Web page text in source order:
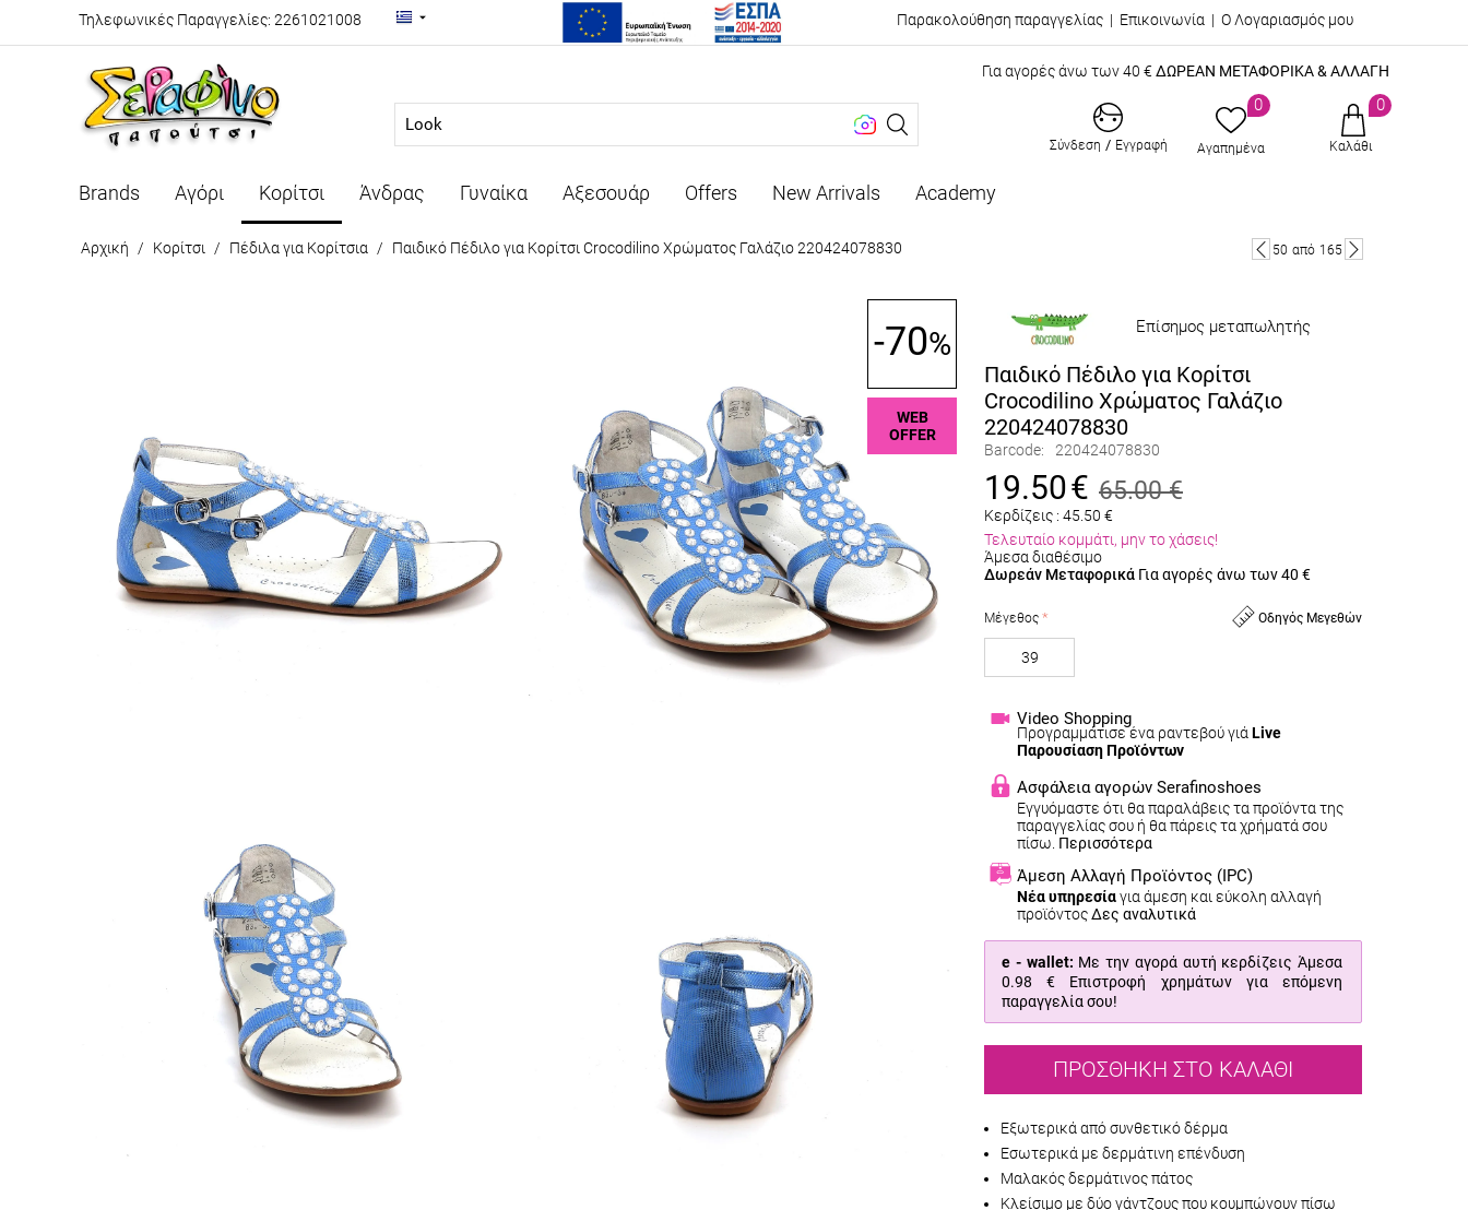
Τηλεφωνικές Παραγγελίες: 2261021008 Παρακολούθηση παραγγελίας | Επικοινωνία | Ο Λογαριασμός μου
Για αγορές άνω των 40 € ΔΩΡΕΑΝ ΜΕΤΑΦΟΡΙΚΑ & ΑΛΛΑΓΗ
Looking for...
Σύνδεση / Εγγραφή
0
Αγαπημένα
0
Καλάθι
Brands Αγόρι Κορίτσι Άνδρας Γυναίκα Αξεσουάρ Offers New Arrivals Academy
Αρχική / Κορίτσι / Πέδιλα για Κορίτσια / Παιδικό Πέδιλο για Κορίτσι Crocodilino Χρώματος Γαλάζιο 220424078830 50 από 165
-70%
WEB
OFFER
Επίσημος μεταπωλητής
Παιδικό Πέδιλο για Κορίτσι
Crocodilino Χρώματος Γαλάζιο
220424078830
Barcode: 220424078830
19.50€ 65.00 €
Κερδίζεις : 45.50 €
Τελευταίο κομμάτι, μην το χάσεις!
Άμεσα διαθέσιμο
Δωρεάν Μεταφορικά Για αγορές άνω των 40 €
Οδηγός Μεγεθών
Μέγεθος
39
Video Shopping
Προγραμμάτισε ένα ραντεβού γιάLive
Παρουσίαση Προϊόντων
Ασφάλεια αγορών Serafinoshoes
Εγγυόμαστε ότι θα παραλάβεις τα προϊόντα της
παραγγελίας σου ή θα πάρεις τα χρήματά σου
πίσω. Περισσότερα
Άμεση Αλλαγή Προϊόντος (IPC)
Νέα υπηρεσίαγια άμεση και εύκολη αλλαγή
προϊόντοςΔες αναλυτικά
e - wallet: Με την αγορά αυτή κερδίζεις Άμεσα
0.98 € Επιστροφή χρημάτων για επόμενη
παραγγελία σου!
ΠΡΟΣΘΉΚΗ ΣΤΟ ΚΑΛΆΘΙ
Εξωτερικά από συνθετικό δέρμα
Εσωτερικά με δερμάτινη επένδυση
Μαλακός δερμάτινος πάτος
Κλείσιμο με δύο γάντζους που κουμπώνουν πίσω